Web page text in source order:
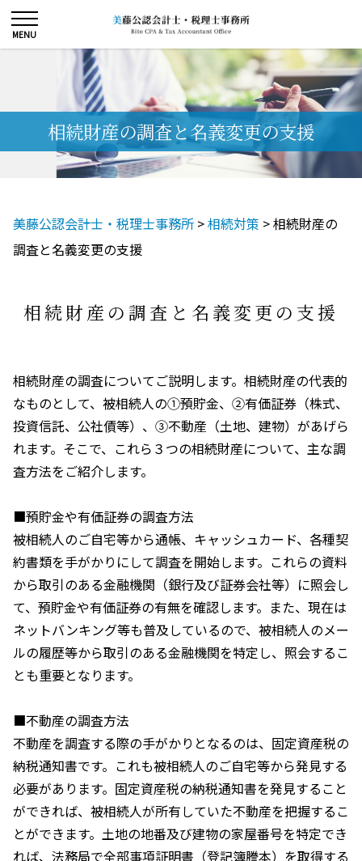
相続財産の調査と名義変更の支援
美藤公認会計士・税理士事務所 >相続対策 >相続財産の
調査と名義変更の支援
相続財産の調査と名義変更の支援
相続財産の調査についてご説明します。相続財産の代表的
なものとして、被相続人の①預貯金、②有価証券（株式、
投資信託、公社債等）、③不動産（土地、建物）があげら
れます。そこで、これら３つの相続財産について、主な調
査方法をご紹介します。
■預貯金や有価証券の調査方法
被相続人のご自宅等から通帳、キャッシュカード、各種契
約書類を手がかりにして調査を開始します。これらの資料
から取引のある金融機関（銀行及び証券会社等）に照会し
て、預貯金や有価証券の有無を確認します。また、現在は
ネットバンキング等も普及しているので、被相続人のメー
ルの履歴等から取引のある金融機関を特定し、照会するこ
とも重要となります。
■不動産の調査方法
不動産を調査する際の手がかりとなるのは、固定資産税の
納税通知書です。これも被相続人のご自宅等から発見する
必要があります。固定資産税の納税通知書を発見すること
ができれば、被相続人が所有していた不動産を把握するこ
とができます。土地の地番及び建物の家屋番号を特定でき
れば、法務局で全部事項証明書（登記簿謄本）を取得する